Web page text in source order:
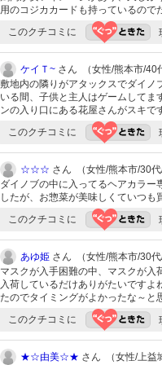
用のコジカカードも持っているので
このクチコミに
ケイＴ~ さん （女性/熊本市/40
敷地内の隣りがアタックスでダイノ
いる間、子供と主人はゲームして
ンの入り口にある花屋さんがスキで
このクチコミに
☆☆☆ さん （女性/熊本市/30代/
ダイノブの中に入ってるヘアカラー
したが、お惣菜が美味しくていつも
このクチコミに
あゆ姫 さん （女性/熊本市/30代/
マスクが入手困難の中、マスクが
入荷しているだけありがたいです
たのでタイミングがよかったな～と
このクチコミに
★☆由美☆★ さん （女性/上益